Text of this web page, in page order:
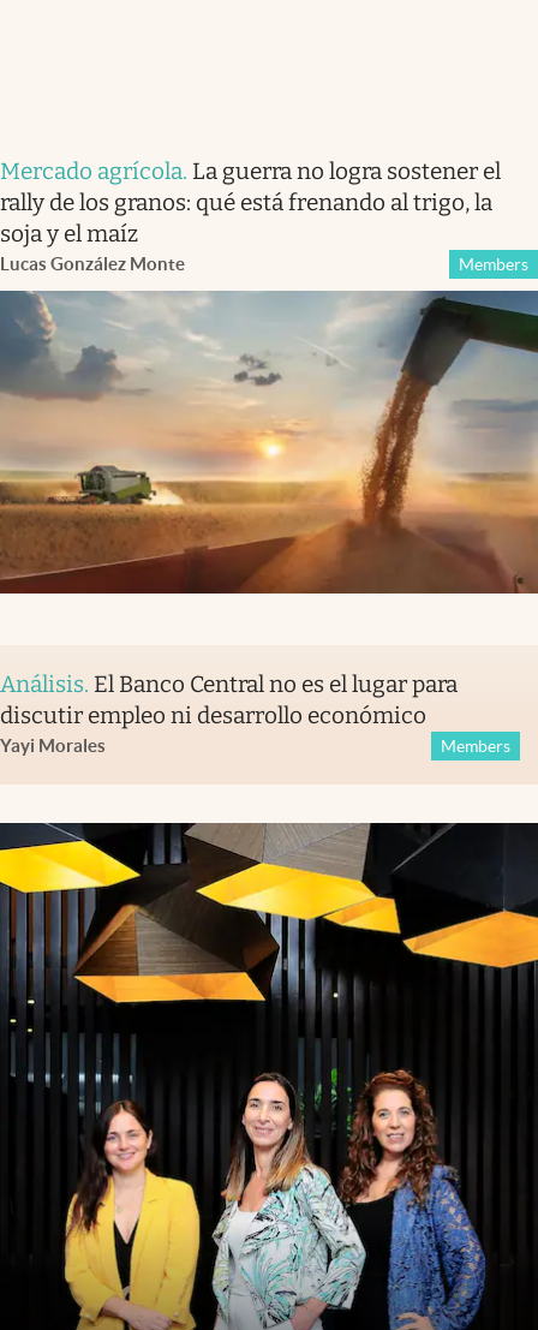
Mercado agrícola. La guerra no logra sostener el
rally de los granos: qué está frenando al trigo, la
soja y el maíz
Lucas González Monte Members
Análisis. El Banco Central no es el lugar para
discutir empleo ni desarrollo económico
Yayi Morales Members